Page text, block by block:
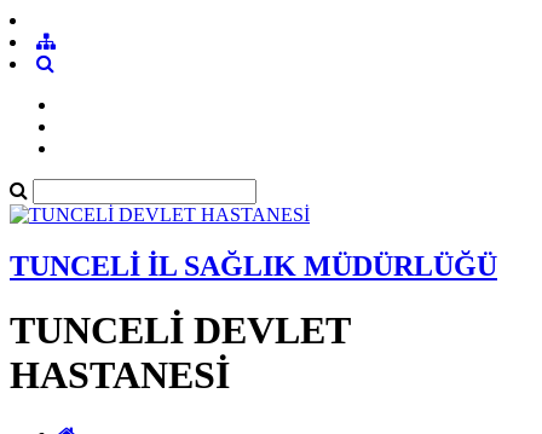
TUNCELİ İL SAĞLIK MÜDÜRLÜĞÜ
TUNCELİ DEVLET
HASTANESİ